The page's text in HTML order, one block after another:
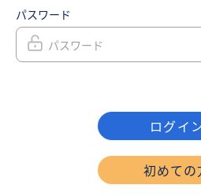
パスワード
ログイ
初めての